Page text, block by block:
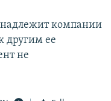
компании
другим ее
не